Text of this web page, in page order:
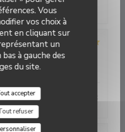
Vous
vos choix à
en cliquant sur
un
à gauche des
du site.
accepter
refuser
(filet de boeuf, souris
2
: 4/5 Cuisine:5/5 Qualité / Prix
et servis dans les temps et
!